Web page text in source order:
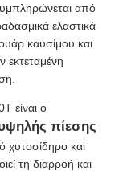
από
ελαστικά
καυσίμου και
εκτεταμένη
είναι ο
πίεσης
χυτοσίδηρο και
τη διαρροή και